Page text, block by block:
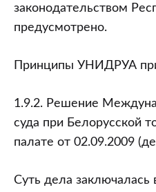
законодательством
предусмотрено.
Принципы УНИДРУА
1.9.2. Решение
суда при Белорусской
палате от 02.09.2009
Суть дела